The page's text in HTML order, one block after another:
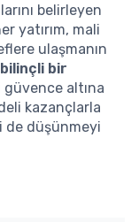
belirleyen
yatırım, mali
ulaşmanın
bir
altına
kazançlarla
de düşünmeyi